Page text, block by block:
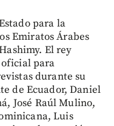
para la
Emiratos Árabes
El rey
para
durante su
de Ecuador, Daniel
José Raúl Mulino,
Luis